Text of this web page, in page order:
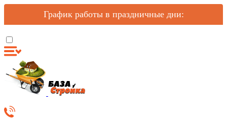
График работы в праздничные дни: